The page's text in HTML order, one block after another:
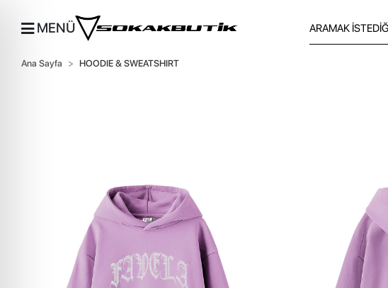
MENÜ
Ana Sayfa HOODIE & SWEATSHIRT